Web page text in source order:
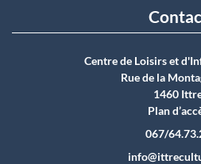
Centre de Loisirs et
Rue de la
1460
Plan
067/